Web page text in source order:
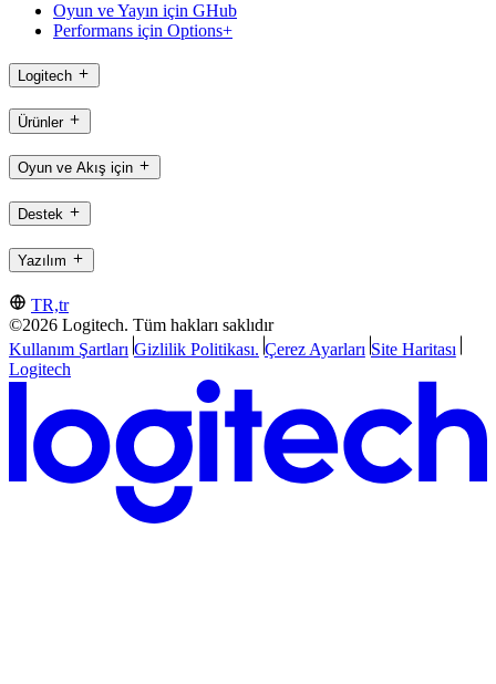
Oyun ve Yayın için GHub
Performans için Options+
Logitech
Ürünler
Oyun ve Akış için
Destek
Yazılım
TR,tr
©2026 Logitech. Tüm hakları saklıdır
Kullanım Şartları Gizlilik Politikası. Çerez Ayarları Site Haritası
Logitech